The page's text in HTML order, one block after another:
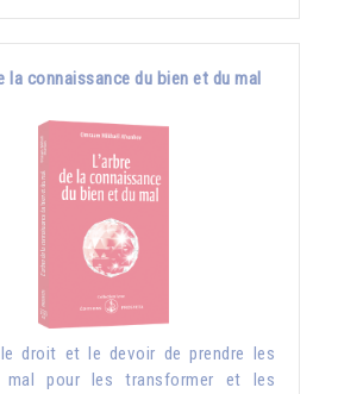
la connaissance du bien et du mal
droit et le devoir de prendre les
pour les transformer et les